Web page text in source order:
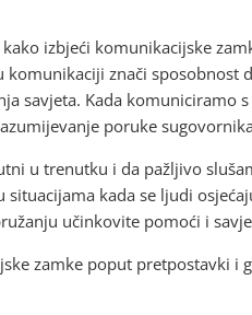
izbjeći komunikacijske
znači sposobnost
savjeta. Kada
poruke
u trenutku i da pažljivo
kada se ljudi
učinkovite pomoći i
zamke poput pretpostavki i